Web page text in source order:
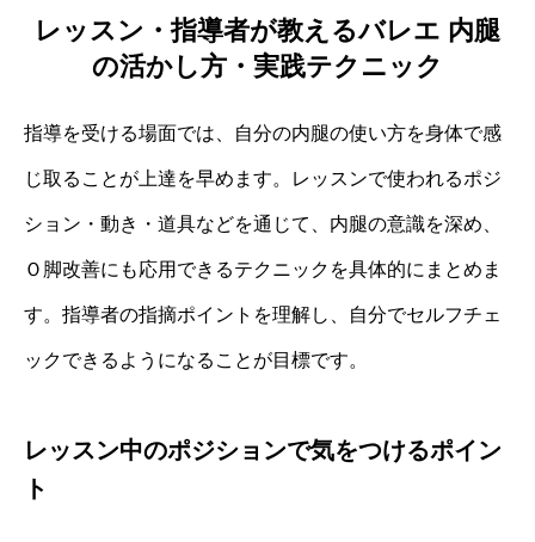
レッスン・指導者が教えるバレエ 内腿
の活かし方・実践テクニック
指導を受ける場面では、自分の内腿の使い方を身体で感
じ取ることが上達を早めます。レッスンで使われるポジ
ション・動き・道具などを通じて、内腿の意識を深め、
Ｏ脚改善にも応用できるテクニックを具体的にまとめま
す。指導者の指摘ポイントを理解し、自分でセルフチェ
ックできるようになることが目標です。
レッスン中のポジションで気をつけるポイン
ト